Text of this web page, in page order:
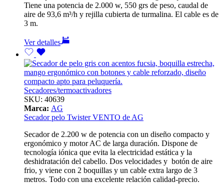
Tiene una potencia de 2.000 w, 550 grs de peso, caudal de
aire de 93,6 m³/h y rejilla cubierta de turmalina. El cable es de
3 m.
Ver detalles
Secadores/termoactivadores
SKU: 40639
Marca: AG
Secador pelo Twister VENTO de AG
Secador de 2.200 w de potencia con un diseño compacto y
ergonómico y motor AC de larga duración. Dispone de
tecnología iónica que evita la electricidad estática y la
deshidratación del cabello. Dos velocidades y botón de aire
frio, y viene con 2 boquillas y un cable extra largo de 3
metros. Todo con una excelente relación calidad-precio.